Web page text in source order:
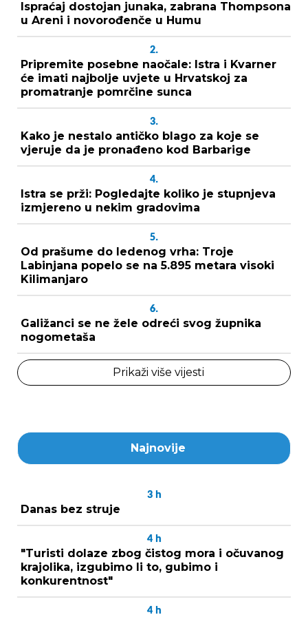
Ispraćaj dostojan junaka, zabrana Thompsona
u Areni i novorođenče u Humu
2.
Pripremite posebne naočale: Istra i Kvarner
će imati najbolje uvjete u Hrvatskoj za
promatranje pomrčine sunca
3.
Kako je nestalo antičko blago za koje se
vjeruje da je pronađeno kod Barbarige
4.
Istra se prži: Pogledajte koliko je stupnjeva
izmjereno u nekim gradovima
5.
Od prašume do ledenog vrha: Troje
Labinjana popelo se na 5.895 metara visoki
Kilimanjaro
6.
Galižanci se ne žele odreći svog župnika
nogometaša
Prikaži više vijesti
Najnovije
3 h
Danas bez struje
4 h
"Turisti dolaze zbog čistog mora i očuvanog
krajolika, izgubimo li to, gubimo i
konkurentnost"
4 h